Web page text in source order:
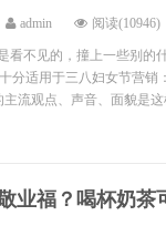
admin 阅读(10946)
看不见的，撞上一些别的
分适用于三八妇女节营销
流观点、声音、面貌是
业福？喝杯奶